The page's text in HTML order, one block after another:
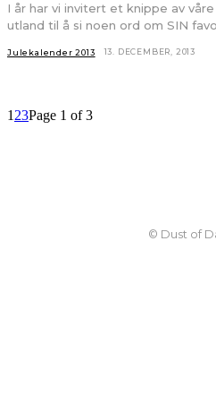
I år har vi invitert et knippe av
utland til å si noen ord om SIN
Julekalender 2013 13. DECEMBER, 2013
1 23Page 1 of 3
© Dust of